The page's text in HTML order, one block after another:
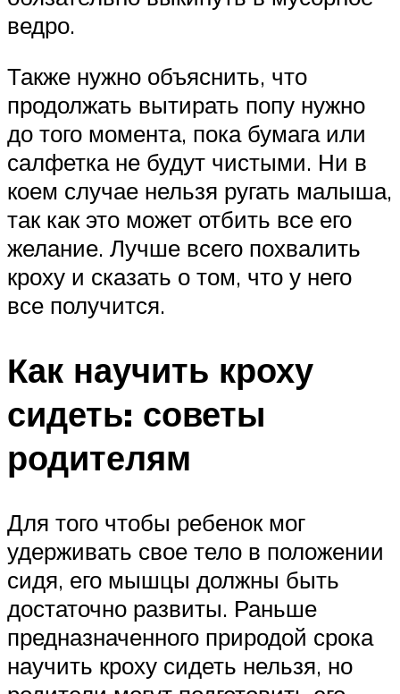
ведро.
Также нужно объяснить, что
продолжать вытирать попу нужно
до того момента, пока бумага или
салфетка не будут чистыми. Ни в
коем случае нельзя ругать малыша,
так как это может отбить все его
желание. Лучше всего похвалить
кроху и сказать о том, что у него
все получится.
Как научить кроху
сидеть: советы
родителям
Для того чтобы ребенок мог
удерживать свое тело в положении
сидя, его мышцы должны быть
достаточно развиты. Раньше
предназначенного природой срока
научить кроху сидеть нельзя, но